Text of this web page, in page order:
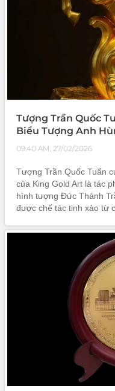
Tượng Trần Quốc
Biểu Tượng Anh
09:40 AM, 27/02/2026
Tượng Trần Quốc Tuấn
của King Gold Art là tác
hình tượng Đức Thánh
được chế tác tinh xảo từ
anh hùng dân tộc, đồng
trưng cho sức mạnh, sự